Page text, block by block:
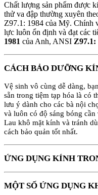
Chất lượng sản phẩm được
thử va đập thường xuyên
Z97.1: 1984 của Mỹ. Chính
lực luôn ổn định và đạt các
1981 của Anh, ANSI Z97.1:
CÁCH BẢO DƯỠNG
Vệ sinh vô cùng dễ dàng,
sẵn trong tiệm tạp hóa là có
lưu ý dành cho các bà nội
và luôn có độ sáng bóng cần
Lau khô mặt kính và tránh
cách bảo quản tốt nhất.
ỨNG DỤNG KÍNH
MỘT SỐ ỨNG DỤNG